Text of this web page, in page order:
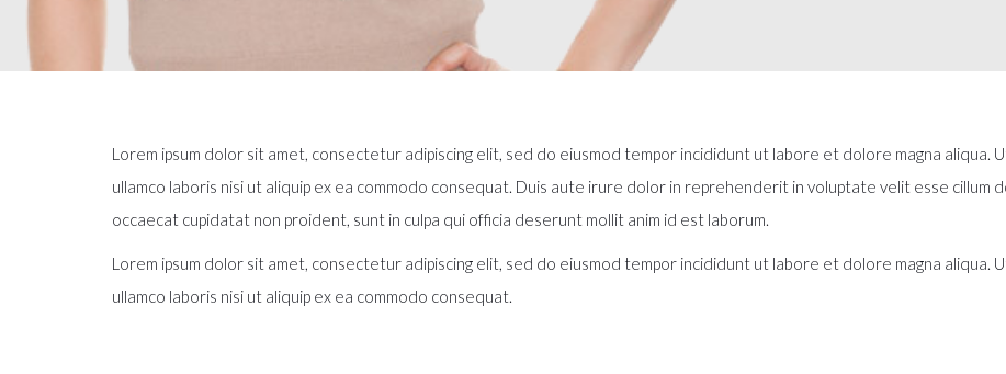
Lorem ipsum dolor sit amet, consectetur adipiscing elit, sed do eiusmod tempor incididunt ut labore et dolore magna aliqua.
ullamco laboris nisi ut aliquip ex ea commodo consequat. Duis aute irure dolor in reprehenderit in voluptate velit esse cillum
occaecat cupidatat non proident, sunt in culpa qui officia deserunt mollit anim id est laborum.
Lorem ipsum dolor sit amet, consectetur adipiscing elit, sed do eiusmod tempor incididunt ut labore et dolore magna aliqua.
ullamco laboris nisi ut aliquip ex ea commodo consequat.